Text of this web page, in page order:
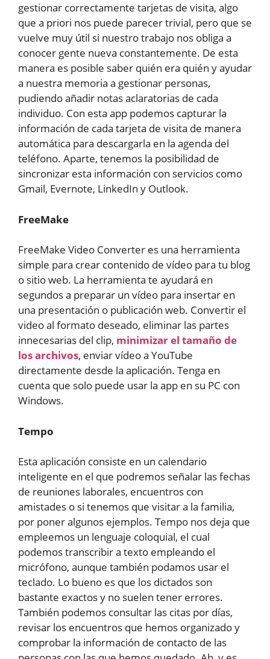
gestionar correctamente tarjetas de visita, algo
que a priori nos puede parecer trivial, pero que se
vuelve muy útil si nuestro trabajo nos obliga a
conocer gente nueva constantemente. De esta
manera es posible saber quién era quién y ayudar
a nuestra memoria a gestionar personas,
pudiendo añadir notas aclaratorias de cada
individuo. Con esta app podemos capturar la
información de cada tarjeta de visita de manera
automática para descargarla en la agenda del
teléfono. Aparte, tenemos la posibilidad de
sincronizar esta información con servicios como
Gmail, Evernote, LinkedIn y Outlook.
FreeMake
FreeMake Video Converter es una herramienta
simple para crear contenido de vídeo para tu blog
o sitio web. La herramienta te ayudará en
segundos a preparar un vídeo para insertar en
una presentación o publicación web. Convertir el
video al formato deseado, eliminar las partes
innecesarias del clip, minimizar el tamaño de
los archivos, enviar vídeo a YouTube
directamente desde la aplicación. Tenga en
cuenta que solo puede usar la app en su PC con
Windows.
Tempo
Esta aplicación consiste en un calendario
inteligente en el que podremos señalar las fechas
de reuniones laborales, encuentros con
amistades o si tenemos que visitar a la familia,
por poner algunos ejemplos. Tempo nos deja que
empleemos un lenguaje coloquial, el cual
podemos transcribir a texto empleando el
micrófono, aunque también podamos usar el
teclado. Lo bueno es que los dictados son
bastante exactos y no suelen tener errores.
También podemos consultar las citas por días,
revisar los encuentros que hemos organizado y
comprobar la información de contacto de las